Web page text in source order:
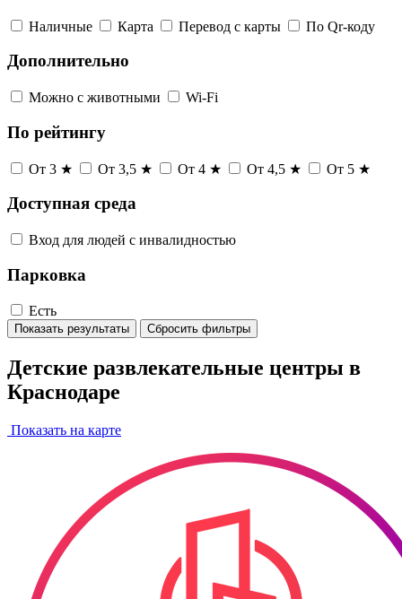
Наличные Карта Перевод с карты По Qr-коду
Дополнительно
Можно с животными Wi-Fi
По рейтингу
От 3 ★ От 3,5 ★ От 4 ★ От 4,5 ★ От 5 ★
Доступная среда
Вход для людей с инвалидностью
Парковка
Есть
Показать результаты Сбросить фильтры
Детские развлекательные центры в
Краснодаре
Показать на карте